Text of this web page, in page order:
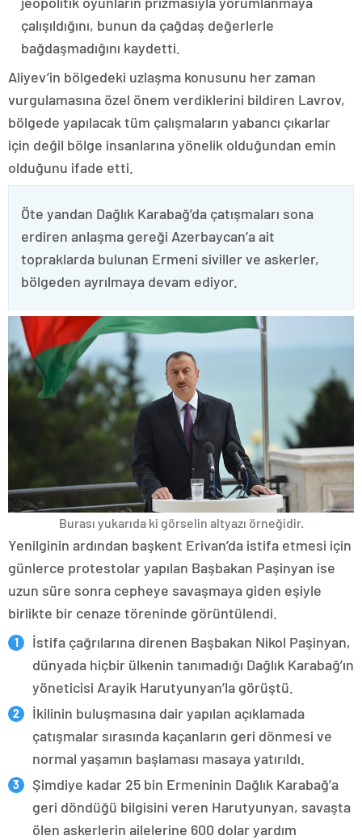
çalışıldığını, bunun da çağdaş değerlerle
bağdaşmadığını kaydetti.
Aliyev’in bölgedeki uzlaşma konusunu her zaman
vurgulamasına özel önem verdiklerini bildiren Lavrov,
bölgede yapılacak tüm çalışmaların yabancı çıkarlar
için değil bölge insanlarına yönelik olduğundan emin
olduğunu ifade etti.
Öte yandan Dağlık Karabağ’da çatışmaları sona
erdiren anlaşma gereği Azerbaycan’a ait
topraklarda bulunan Ermeni siviller ve askerler,
bölgeden ayrılmaya devam ediyor.
Burası yukarıda ki görselin altyazı örneğidir.
Yenilginin ardından başkent Erivan’da istifa etmesi için
günlerce protestolar yapılan Başbakan Paşinyan ise
uzun süre sonra cepheye savaşmaya giden eşiyle
birlikte bir cenaze töreninde görüntülendi.
İstifa çağrılarına direnen Başbakan Nikol Paşinyan,
dünyada hiçbir ülkenin tanımadığı Dağlık Karabağ’ın
yöneticisi Arayik Harutyunyan’la görüştü.
İkilinin buluşmasına dair yapılan açıklamada
çatışmalar sırasında kaçanların geri dönmesi ve
normal yaşamın başlaması masaya yatırıldı.
Şimdiye kadar 25 bin Ermeninin Dağlık Karabağ’a
geri döndüğü bilgisini veren Harutyunyan, savaşta
ölen askerlerin ailelerine 600 dolar yardım